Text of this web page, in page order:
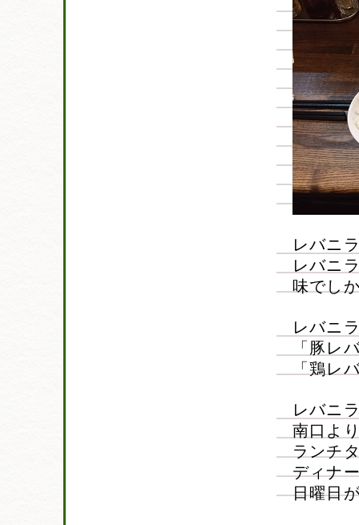
レバニ
レバニ
味でし
レバニ
「豚レ
「鶏レ
レバニ
南口よ
ランチ
ディナ
日曜日